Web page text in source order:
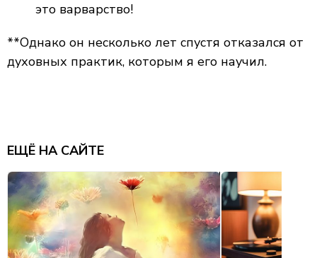
это варварство!
**Однако он несколько лет спустя отказался от
духовных практик, которым я его научил.
ЕЩЁ НА САЙТЕ